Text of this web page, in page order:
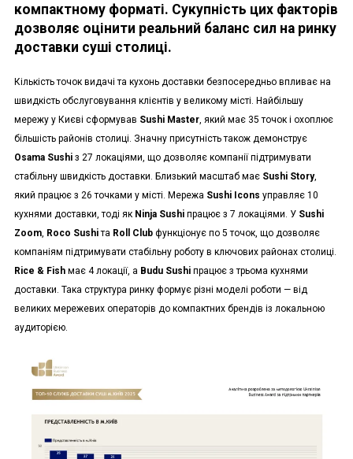
компактному форматі. Сукупність цих факторів
дозволяє оцінити реальний баланс сил на ринку
доставки суші столиці.
Кількість точок видачі та кухонь доставки безпосередньо впливає на
швидкість обслуговування клієнтів у великому місті. Найбільшу
мережу у Києві сформував Sushi Master, який має 35 точок і охоплює
більшість районів столиці. Значну присутність також демонструє
Osama Sushiз 27 локаціями, що дозволяє компанії підтримувати
стабільну швидкість доставки. Близький масштаб має Sushi Story,
який працює з 26 точками у місті. Мережа Sushi Icons управляє 10
кухнями доставки, тоді як Ninja Sushiпрацює з 7 локаціями. У Sushi
Zoom, Roco Sushiта Roll Clubфункціонує по 5 точок, що дозволяє
компаніям підтримувати стабільну роботу в ключових районах столиці.
Rice & Fishмає 4 локації, а Budu Sushiпрацює з трьома кухнями
доставки. Така структура ринку формує різні моделі роботи — від
великих мережевих операторів до компактних брендів із локальною
аудиторією.